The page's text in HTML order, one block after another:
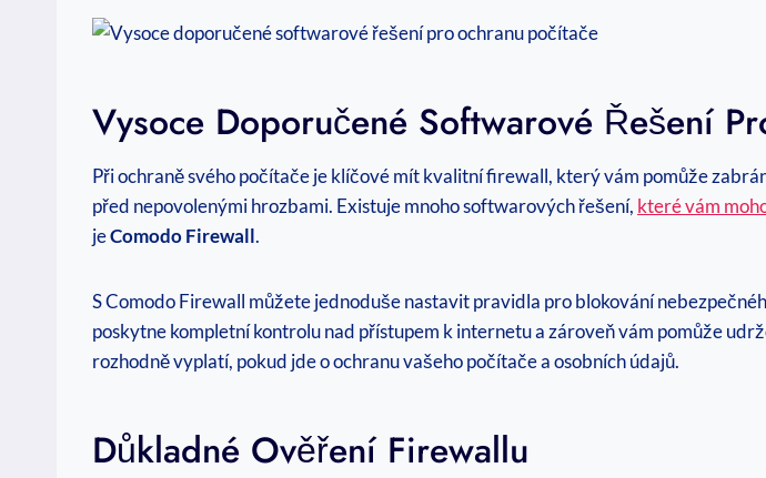
Vysoce Doporučené Softwarové Řešení
Při ochraně svého počítače je klíčové mít kvalitní firewall, který vám pomůže
před nepovolenými hrozbami. Existuje mnoho softwarových řešení, které vám
jeComodo Firewall.
S Comodo Firewall můžete jednoduše nastavit pravidla pro blokování
poskytne kompletní kontrolu nad přístupem k internetu a zároveň vám pomůže
rozhodně vyplatí, pokud jde o ochranu vašeho počítače a osobních údajů.
Důkladné Ověření Firewallu